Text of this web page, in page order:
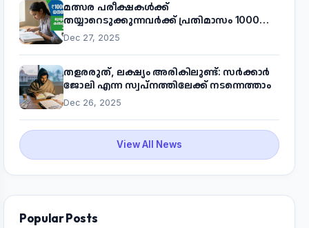
മത്സര പരീക്ഷകൾക്ക്
തയ്യാറെടുക്കുന്നവർക്ക് പ്രതിമാസം 1000
രൂപ! മുഖ്യമന്ത്രിയുടെ 'കണക്ട് ടു വർക്ക്'
പദ്ധതിയെക്കുറിച്ച് അറിയാം
Dec 27, 2025
തളരരുത്, ലക്ഷ്യം അരികിലുണ്ട്: സർക്കാർ
ജോലി എന്ന സ്വപ്നത്തിലേക്ക് നടന്നെത്താം
Dec 26, 2025
View All News
Popular Posts